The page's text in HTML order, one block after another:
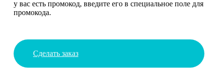
у вас есть промокод, введите его в специальное поле для
промокода.
Сделать заказ